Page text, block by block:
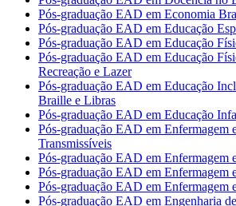
Pós-graduação EAD em Economia
Pós-graduação EAD em Educação
Pós-graduação EAD em Educação
Pós-graduação EAD em Educação
Recreação e Lazer
Pós-graduação EAD em Educação
Braille e Libras
Pós-graduação EAD em Educação
Pós-graduação EAD em Enfermagem
Transmissíveis
Pós-graduação EAD em Enfermagem
Pós-graduação EAD em Enfermagem
Pós-graduação EAD em Enfermagem
Pós-graduação EAD em Engenharia